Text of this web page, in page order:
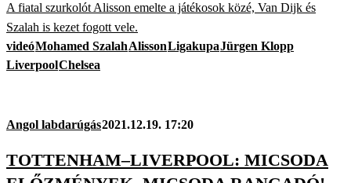
A fiatal szurkolót Alisson emelte a játékosok közé, Van Dijk és
Szalah is kezet fogott vele.
videóMohamed SzalahAlissonLigakupaJürgen Klopp
LiverpoolChelsea
Angol labdarúgás2021.12.19. 17:20
TOTTENHAM–LIVERPOOL: MICSODA